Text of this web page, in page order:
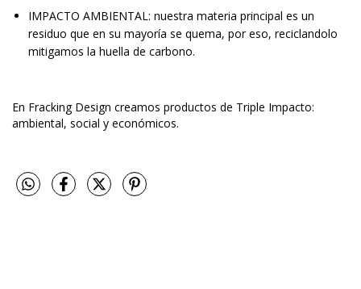
IMPACTO AMBIENTAL: nuestra materia principal es un
residuo que en su mayoría se quema, por eso, reciclandolo
mitigamos la huella de carbono.
En Fracking Design creamos productos de Triple Impacto:
ambiental, social y económicos.